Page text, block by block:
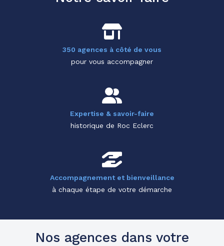
350 agences à côté de vous
pour vous accompagner
Expertise & savoir-faire
historique de Roc Eclerc
Accompagnement et bienveillance
à chaque étape de votre démarche
Nos agences dans votre